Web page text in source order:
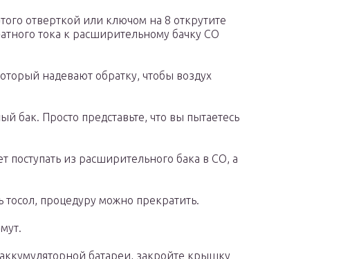
отверткой или ключом на 8 открутите
тока к расширительному бачку СО
надевают обратку, чтобы воздух
бак. Просто представьте, что вы пытаетесь
поступать из расширительного бака в СО, а
тосол, процедуру можно прекратить.
батареи, закройте крышку